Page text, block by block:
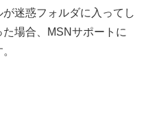
迷惑フォルダに入ってし
場合、MSNサポートに